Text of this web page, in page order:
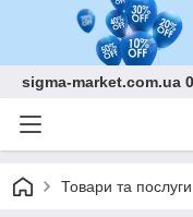
sigma-market.com.ua
Товари та послуги